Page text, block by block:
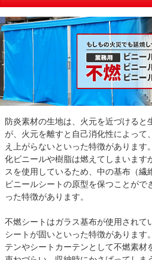
防炎素材の生地は、火元を近づけると
が、火元を離すと自己消化性によって
え上がらないといった特徴があります
化ビニールや樹脂は燃えてしまいます
スを使用しているため、中の基布（繊
ビニールシートの原型を保つことがで
った特徴があります。
不燃シートはガラス基布が使用されて
シートが固いといった特徴があります
テンやシートカーテンとして不燃素材